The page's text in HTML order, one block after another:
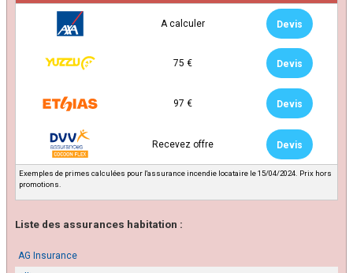
A calculer Devis
75 € Devis
97 € Devis
Recevez offre Devis
Exemples de primes calculées pour l'assurance incendie locataire le 15/04/2024. Prix hors
promotions.
Liste des assurances habitation :
AG Insurance